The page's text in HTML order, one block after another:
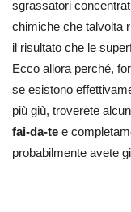
sgrassatori
chimiche che talvolta
il risultato che le
Ecco allora perché,
se esistono
più giù, troverete
fai-da-te e
probabilmente avete